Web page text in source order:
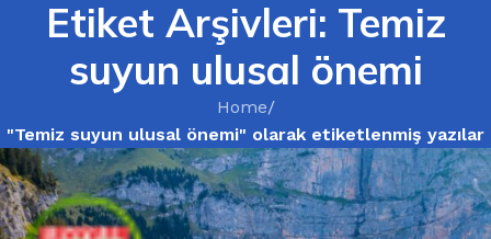
Etiket Arşivleri: Temiz
suyun ulusal önemi
Home/
"Temiz suyun ulusal önemi" olarak etiketlenmiş yazılar